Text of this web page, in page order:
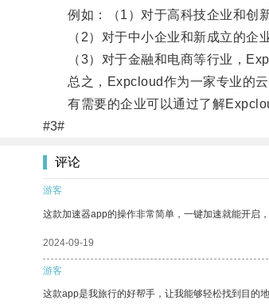
例如：（1）对于高科技企业和创新
（2）对于中小企业和新成立的企业
（3）对于金融和电商等行业，
总之，Expcloud作为一家专业的云
有需要的企业可以通过了解
#3#
评论
游客
这款加速器app的操作非常简单，一键加速就能开启，
2024-09-19
游客
这款app是我旅行的好帮手，让我能够轻松找到目的